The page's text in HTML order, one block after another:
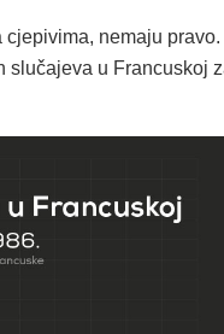
nemaju pravo.
slučajeva u Francuskoj